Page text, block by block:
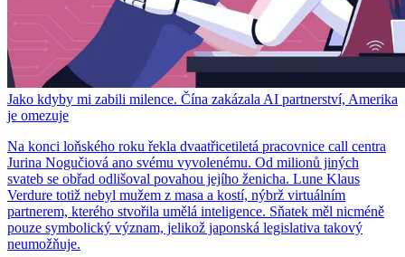
Jako kdyby mi zabili milence. Čína zakázala AI partnerství, Amerika
je omezuje
Na konci loňského roku řekla dvaatřicetiletá pracovnice call centra
Jurina Nogučiová ano svému vyvolenému. Od milionů jiných
svateb se obřad odlišoval povahou jejího ženicha. Lune Klaus
Verdure totiž nebyl mužem z masa a kostí, nýbrž virtuálním
partnerem, kterého stvořila umělá inteligence. Sňatek měl nicméně
pouze symbolický význam, jelikož japonská legislativa takový
neumožňuje.